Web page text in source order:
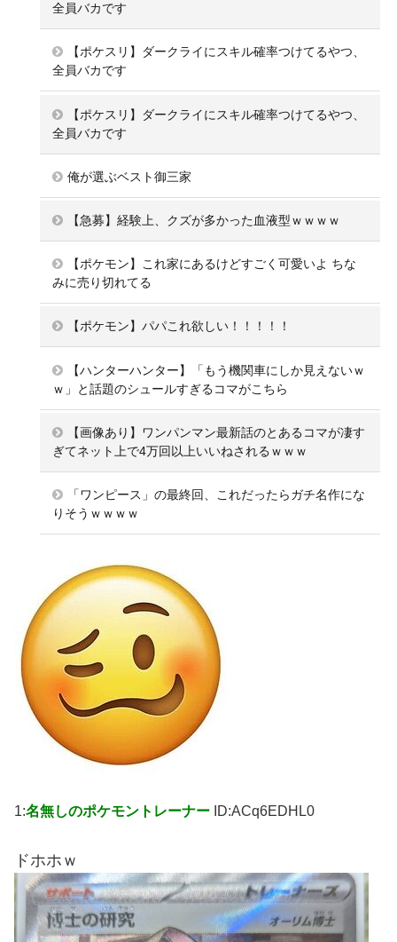
全員バカです
【ポケスリ】ダークライにスキル確率つけてるやつ、
全員バカです
【ポケスリ】ダークライにスキル確率つけてるやつ、
全員バカです
俺が選ぶベスト御三家
【急募】経験上、クズが多かった血液型ｗｗｗｗ
【ポケモン】これ家にあるけどすごく可愛いよ ちな
みに売り切れてる
【ポケモン】パパこれ欲しい！！！！！
【ハンターハンター】「もう機関車にしか見えないｗ
ｗ」と話題のシュールすぎるコマがこちら
【画像あり】ワンパンマン最新話のとあるコマが凄す
ぎてネット上で4万回以上いいねされるｗｗｗ
「ワンピース」の最終回、これだったらガチ名作にな
りそうｗｗｗｗ
1:名無しのポケモントレーナー ID:ACq6EDHL0
ドホホｗ